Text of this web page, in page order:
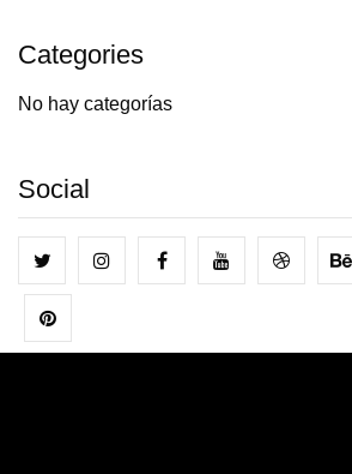
Categories
No hay categorías
Social